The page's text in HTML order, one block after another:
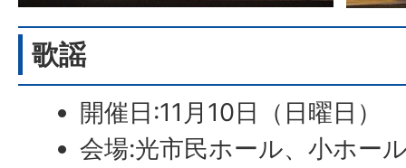
歌謡
開催日:11月10日（日曜日）
会場:光市民ホール、小ホー